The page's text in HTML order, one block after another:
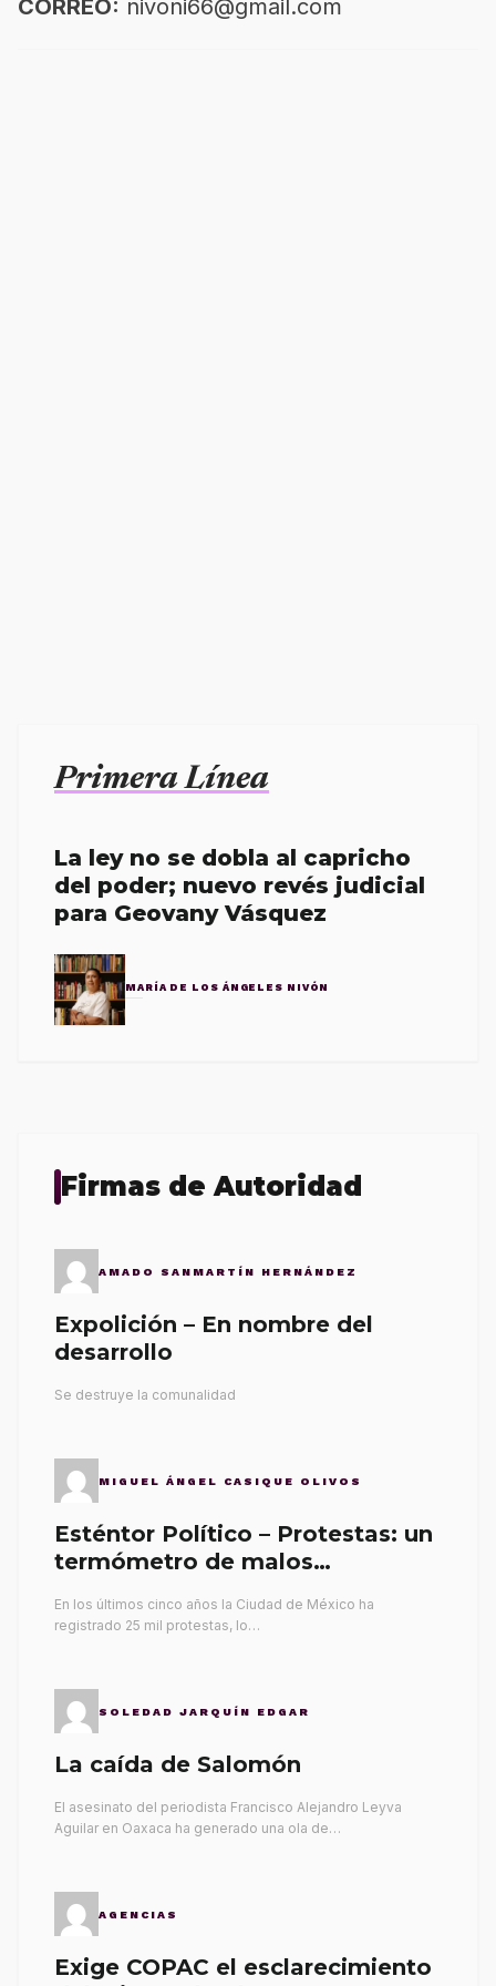
CORREO: nivoni66@gmail.com
Primera Línea
La ley no se dobla al capricho
del poder; nuevo revés judicial
para Geovany Vásquez
MARÍA DE LOS ÁNGELES NIVÓN
Firmas de Autoridad
AMADO SANMARTÍN HERNÁNDEZ
Expolición – En nombre del
desarrollo
Se destruye la comunalidad
MIGUEL ÁNGEL CASIQUE OLIVOS
Esténtor Político – Protestas: un
termómetro de malos
En los últimos cinco años la Ciudad de México ha
registrado 25 mil protestas, lo…
SOLEDAD JARQUÍN EDGAR
La caída de Salomón
El asesinato del periodista Francisco Alejandro Leyva
Aguilar en Oaxaca ha generado una ola de…
AGENCIAS
Exige COPAC el esclarecimiento